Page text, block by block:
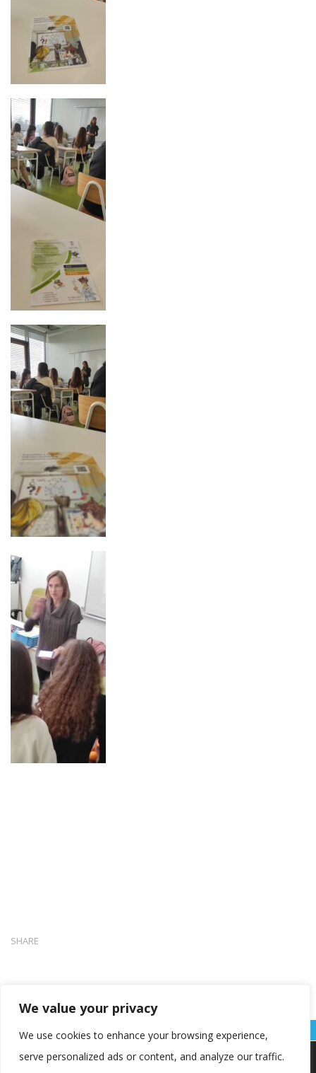
We value your privacy
We use cookies to enhance your browsing experience,
serve personalized ads or content, and analyze our traffic.
SHARE
Koristimo kolačiće kako bismo vam pružili najbolje iskustvo na